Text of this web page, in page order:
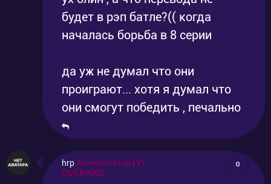
будет в рэп батле?(( когда
началась борьба в 8 серии
да уж не думал что они
проиграют... хотя я думал что
они смогут победить , печально
hrp Комментатор LVL
OVER9000
0